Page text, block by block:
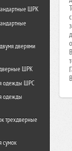
ШРК
дверями
ШРК
одежды ШРС
одежды
трехдверные
сумок